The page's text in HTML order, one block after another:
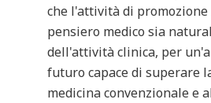
che l'attività di
pensiero medico sia
dell'attività clinica, per
futuro capace di superare
medicina convenzionale e